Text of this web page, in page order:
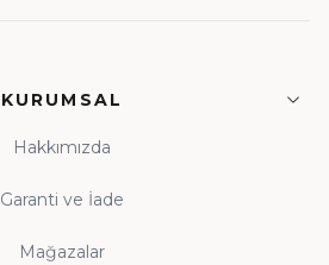
KURUMSAL
Hakkımızda
Garanti ve İade
Mağazalar